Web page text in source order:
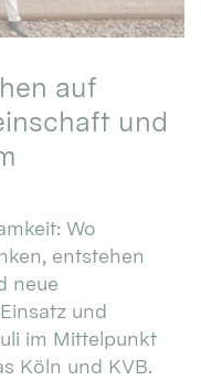
auf
und
Wo
entstehen
neue
und
im Mittelpunkt
Köln und KVB.